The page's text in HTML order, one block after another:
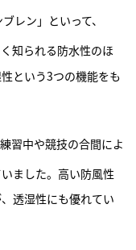
レン」といって、
知られる防水性のほ
という3つの機能をも
習中や競技の合間によ
ました。高い防風性
透湿性にも優れてい